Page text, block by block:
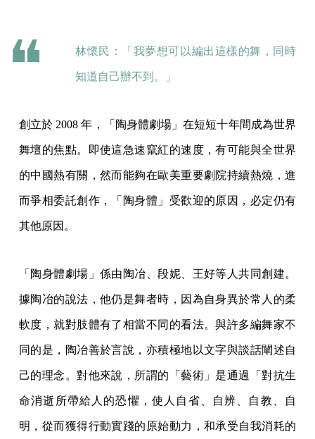
林懷民：「我夢想可以編出這樣的舞，同時
知道自己辦不到。」
創立於 2008 年，「陶身體劇場」在短短十年間成為世界
舞壇的焦點。即使這急速竄紅的速度，有可能與全世界
的中國熱有關，然而能夠在歐美重要劇院持續熱燒，進
而爭相委託創作，「陶身體」受歡迎的原因，必定仍有
其他原因。
「陶身體劇場」係由陶冶、段妮、王好等人共同創建。
據陶冶的說法，他仍是舞者時，因為自身異於常人的柔
軟度，就對肢體有了相當不同的看法。與許多編舞家不
同的是，陶冶善於言說，亦積極地以文字與談話闡述自
己的理念。對他來說，所謂的「藝術」是通過「對抗生
命消逝所帶給人的恐懼，使人自省、自辨、自教、自
明，從而獲得行動實踐的原始動力，和承受自我消耗的